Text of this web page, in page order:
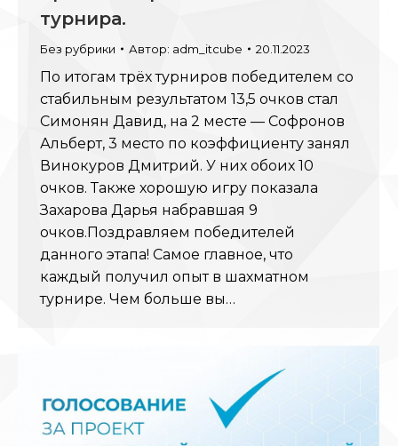
турнира.
Без рубрики Автор: adm_itcube 20.11.2023
По итогам трёх турниров победителем со
стабильным результатом 13,5 очков стал
Симонян Давид, на 2 месте — Софронов
Альберт, 3 место по коэффициенту занял
Винокуров Дмитрий. У них обоих 10
очков. Также хорошую игру показала
Захарова Дарья набравшая 9
очков.Поздравляем победителей
данного этапа! Самое главное, что
каждый получил опыт в шахматном
турнире. Чем больше вы…